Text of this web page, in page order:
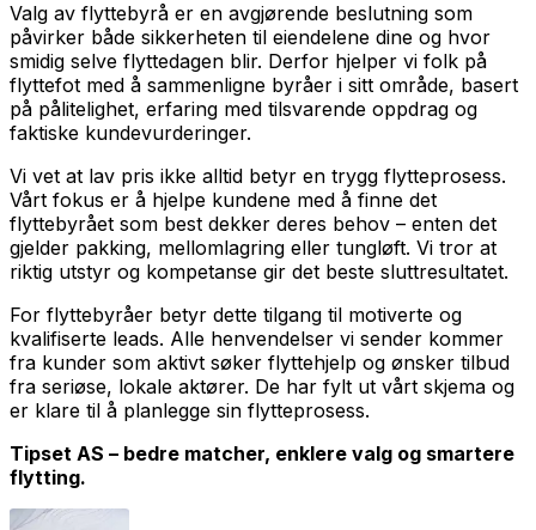
Valg av flyttebyrå er en avgjørende beslutning som
påvirker både sikkerheten til eiendelene dine og hvor
smidig selve flyttedagen blir. Derfor hjelper vi folk på
flyttefot med å sammenligne byråer i sitt område, basert
på pålitelighet, erfaring med tilsvarende oppdrag og
faktiske kundevurderinger.
Vi vet at lav pris ikke alltid betyr en trygg flytteprosess.
Vårt fokus er å hjelpe kundene med å finne det
flyttebyrået som best dekker deres behov – enten det
gjelder pakking, mellomlagring eller tungløft. Vi tror at
riktig utstyr og kompetanse gir det beste sluttresultatet.
For flyttebyråer betyr dette tilgang til motiverte og
kvalifiserte leads. Alle henvendelser vi sender kommer
fra kunder som aktivt søker flyttehjelp og ønsker tilbud
fra seriøse, lokale aktører. De har fylt ut vårt skjema og
er klare til å planlegge sin flytteprosess.
Tipset AS – bedre matcher, enklere valg og smartere
flytting.